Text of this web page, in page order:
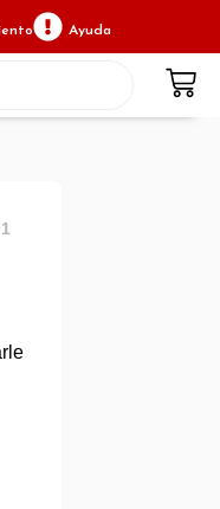
Ayuda